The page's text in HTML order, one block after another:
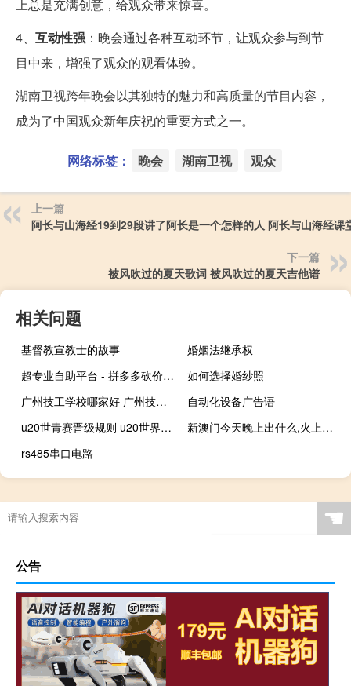
上总是充满创意，给观众带来惊喜。
4、 互动性强 ：晚会通过各种互动环节，让观众参与到节
目中来，增强了观众的观看体验。
湖南卫视跨年晚会以其独特的魅力和高质量的节目内容，
成为了中国观众新年庆祝的重要方式之一。
网络标签： 晚会 湖南卫视 观众
上一篇
阿长与山海经19到29段讲了阿长是一个怎样的人 阿长与山海经课
下一篇
被风吹过的夏天歌词 被风吹过的夏天吉他谱
相关问题
基督教宣教士的故事
婚姻法继承权
超专业自助平台 - 拼多多砍价刷刀网站_qq主页点赞叫什么
如何选择婚纱照
广州技工学校哪家好 广州技校前十名学校排行
自动化设备广告语
u20世青赛晋级规则 u20世界杯16强出炉
新澳门今天晚上出什么,火上浇油精选解释落实_iShop18.56.18
rs485串口电路
☚
公告